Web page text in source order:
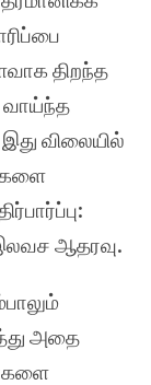
திறந்த
வாய்ந்த
விலையில்
ஆதரவு.
அதை